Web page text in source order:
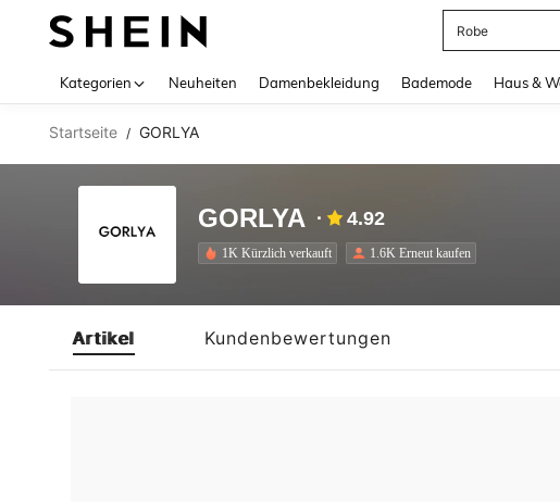
Robe
Kategorien Neuheiten Damenbekleidung Bademode Haus &
Startseite / GORLYA
GORLYA 4.92
1K Kürzlich verkauft 1.6K Erneut kaufen
Artikel Kundenbewertungen